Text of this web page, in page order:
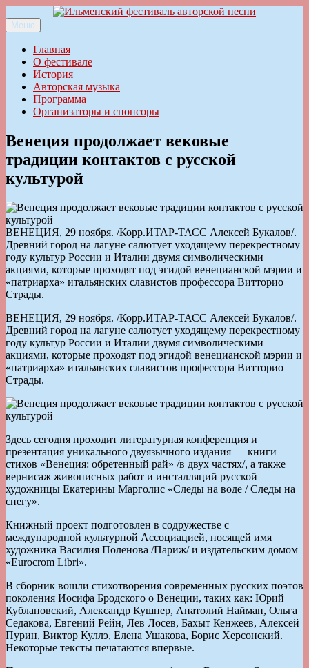
к
содержимому
Ильменский фестиваль авторской песни
Меню
Главная
О фестивале
История
Авторская музыка
Программа
Организаторы и спонсоры
Венеция продолжает вековые
традиции контактов с русской
культурой
ВЕНЕЦИЯ, 29 ноября. /Корр.ИТАР-ТАСС Алексей Букалов/.
Древний город на лагуне салютует уходящему перекрестному
году культур России и Италии двумя символическими
акциями, которые проходят под эгидой венецианской мэрии и
«патриарха» итальянских славистов профессора Витторио
Страды.
ВЕНЕЦИЯ, 29 ноября. /Корр.ИТАР-ТАСС Алексей Букалов/.
Древний город на лагуне салютует уходящему перекрестному
году культур России и Италии двумя символическими
акциями, которые проходят под эгидой венецианской мэрии и
«патриарха» итальянских славистов профессора Витторио
Страды.
Здесь сегодня проходит литературная конференция и
презентация уникального двуязычного издания — книги
стихов «Венеция: обретенный рай» /в двух частях/, а также
вернисаж живописных работ и инсталляций русской
художницы Екатерины Марголис «Следы на воде / Следы на
снегу».
Книжный проект подготовлен в содружестве с
международной культурной Ассоциацией, носящей имя
художника Василия Поленова /Париж/ и издательским домом
«Eurocrom Libri».
В сборник вошли стихотворения современных русских поэтов
поколения Иосифа Бродского о Венеции, таких как: Юрий
Кублановский, Александр Кушнер, Анатолий Найман, Ольга
Седакова, Евгений Рейн, Лев Лосев, Бахыт Кенжеев, Алексей
Пурин, Виктор Куллэ, Елена Ушакова, Борис Херсонский.
Некоторые тексты печатаются впервые.